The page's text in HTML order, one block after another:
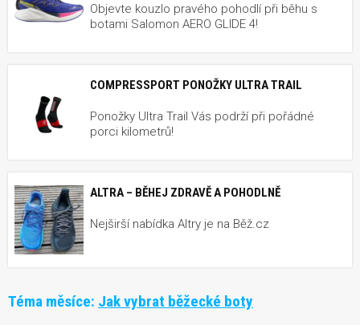
Objevte kouzlo pravého pohodlí při běhu s
botami Salomon AERO GLIDE 4!
COMPRESSPORT PONOŽKY ULTRA TRAIL
Ponožky Ultra Trail Vás podrží při pořádné
porci kilometrů!
ALTRA – BĚHEJ ZDRAVĚ A POHODLNĚ
Nejširší nabídka Altry je na Běž.cz
Téma měsíce: Jak vybrat běžecké boty